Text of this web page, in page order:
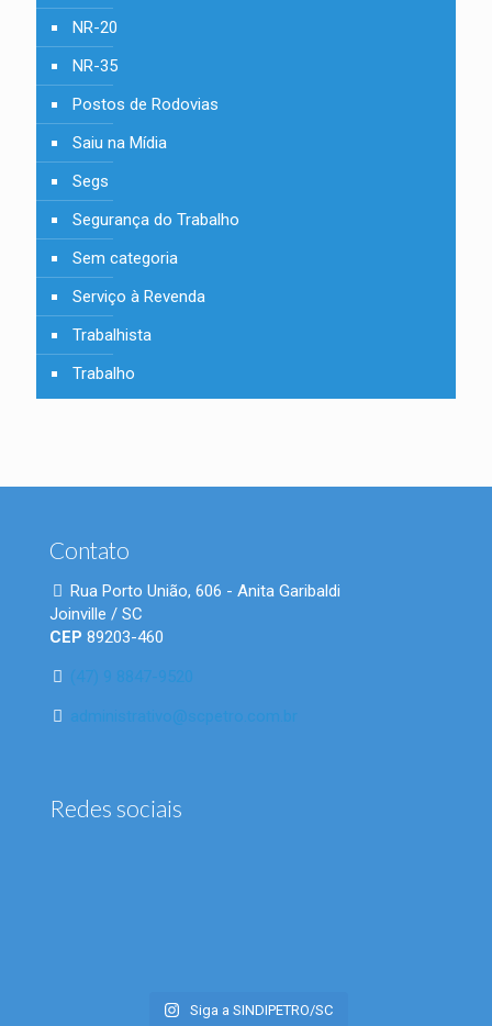
NR-20
NR-35
Postos de Rodovias
Saiu na Mídia
Segs
Segurança do Trabalho
Sem categoria
Serviço à Revenda
Trabalhista
Trabalho
Contato
Rua Porto União, 606 - Anita Garibaldi
Joinville / SC
CEP 89203-460
(47) 9 8847-9520
administrativo@scpetro.com.br
Redes sociais
Siga a SINDIPETRO/SC